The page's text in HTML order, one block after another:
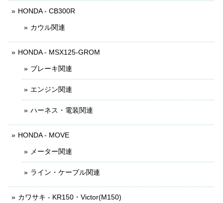
HONDA - CB300R
カウル関連
HONDA - MSX125-GROM
ブレーキ関連
エンジン関連
ハーネス・電装関連
HONDA - MOVE
メーター関連
ライン・ケーブル関連
カワサキ - KR150・Victor(M150)